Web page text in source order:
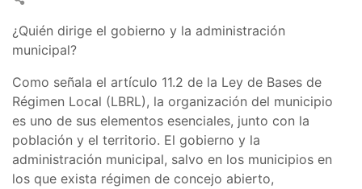
¿Quién dirige el gobierno y la administración
municipal?
Como señala el artículo 11.2 de la Ley de Bases de
Régimen Local (LBRL), la organización del municipio
es uno de sus elementos esenciales, junto con la
población y el territorio. El gobierno y la
administración municipal, salvo en los municipios en
los que exista régimen de concejo abierto,